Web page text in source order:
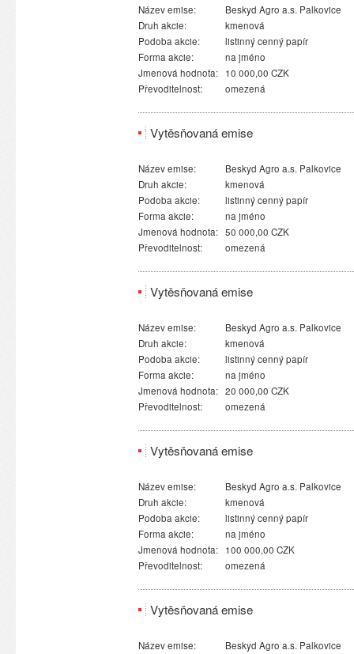
Název emise:
Beskyd Agro a.s. Palkovice
Druh akcie:
kmenová
Podoba akcie:
listinný cenný papír
Forma akcie:
na jméno
Jmenová hodnota:
10 000,00 CZK
Převoditelnost:
omezená
Vytěsňovaná emise
Název emise:
Beskyd Agro a.s. Palkovice
Druh akcie:
kmenová
Podoba akcie:
listinný cenný papír
Forma akcie:
na jméno
Jmenová hodnota: 50 000,00 CZK
Převoditelnost:
omezená
Vytěsňovaná emise
Název emise:
Beskyd Agro a.s. Palkovice
Druh akcie:
kmenová
Podoba akcie:
listinný cenný papír
Forma akcie:
na jméno
Jmenová hodnota: 20 000,00 CZK
Převoditelnost:
omezená
Vytěsňovaná emise
Název emise:
Beskyd Agro a.s. Palkovice
Druh akcie:
kmenová
Podoba akcie:
listinný cenný papír
Forma akcie:
na jméno
Jmenová hodnota:
100 000,00 CZK
Převoditelnost:
omezená
Vytěsňovaná emise
Název emise:
Beskyd Agro a.s. Palkovice